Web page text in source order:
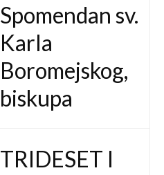
Spomendan sv.
Karla
Boromejskog,
biskupa
TRIDESET I